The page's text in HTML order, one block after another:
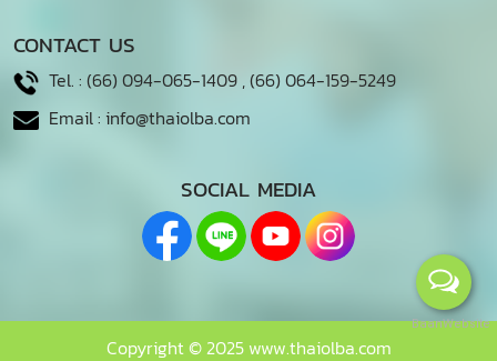
CONTACT US
Tel. : (66) 094-065-1409 ,(66) 064-159-5249
Email : info@thaiolba.com
SOCIAL MEDIA
Copyright © 2025 www.thaiolba.com
BaanWebsite